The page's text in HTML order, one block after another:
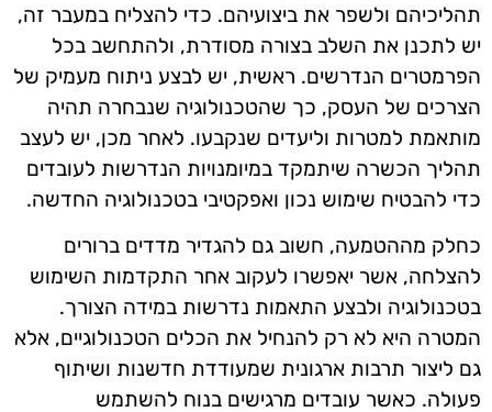
תהליכיהם ולשפר את ביצועיהם. כדי להצליח במעבר זה,
יש לתכנן את השלב בצורה מסודרת, ולהתחשב בכל
הפרמטרים הנדרשים. ראשית, יש לבצע ניתוח מעמיק של
הצרכים של העסק, כך שהטכנולוגיה שנבחרה תהיה
מותאמת למטרות וליעדים שנקבעו. לאחר מכן, יש לעצב
תהליך הכשרה שיתמקד במיומנויות הנדרשות לעובדים
כדי להבטיח שימוש נכון ואפקטיבי בטכנולוגיה החדשה.
כחלק מההטמעה, חשוב גם להגדיר מדדים ברורים
להצלחה, אשר יאפשרו לעקוב אחר התקדמות השימוש
בטכנולוגיה ולבצע התאמות נדרשות במידה הצורך.
המטרה היא לא רק להנחיל את הכלים הטכנולוגיים, אלא
גם ליצור תרבות ארגונית שמעודדת חדשנות ושיתוף
פעולה. כאשר עובדים מרגישים בנוח להשתמש